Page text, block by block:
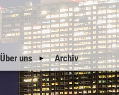
Über uns
Geschichte
Archiv